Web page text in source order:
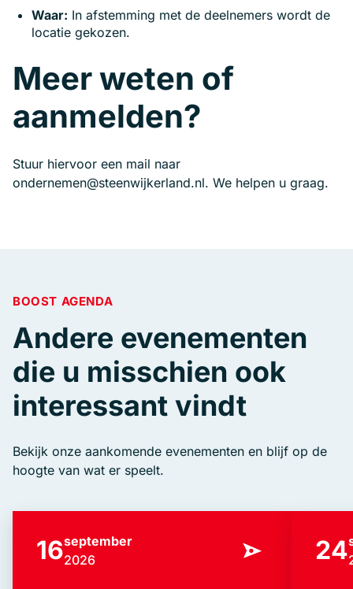
Waar: In afstemming met de deelnemers wordt de
locatie gekozen.
Meer weten of
aanmelden?
Stuur hiervoor een mail naar
ondernemen@steenwijkerland.nl. We helpen u graag.
BOOST AGENDA
Andere evenementen
die u misschien ook
interessant vindt
Bekijk onze aankomende evenementen en blijf op de
hoogte van wat er speelt.
16september
2026
24